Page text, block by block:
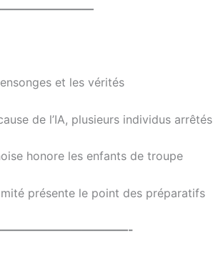
et les vérités
de l’IA, plusieurs individus arrêtés
honore les enfants de troupe
présente le point des préparatifs